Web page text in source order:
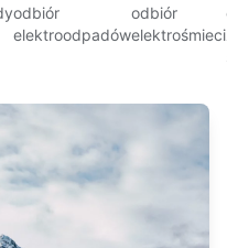
odbiór
elektroodpadów
odbiór
elektrośmieci